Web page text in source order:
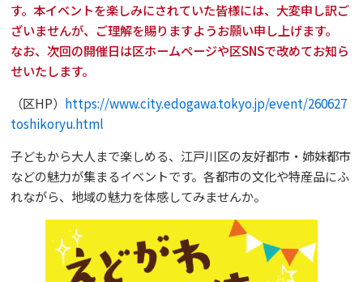
す。本イベントを楽しみにされていた皆様には、大変申し訳ご
ざいませんが、ご理解を賜りますようお願い申し上げます。
なお、次回の開催日は区ホームページや区SNSで改めてお知ら
せいたします。
（区HP） https://www.city.edogawa.tokyo.jp/event/260627
toshikoryu.html
子どもから大人まで楽しめる、江戸川区の友好都市・姉妹都市
などの魅力が集まるイベントです。各都市の文化や特産品にふ
れながら、地域の魅力を体感してみませんか。